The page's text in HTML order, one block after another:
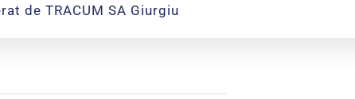
de TRACUM SA Giurgiu